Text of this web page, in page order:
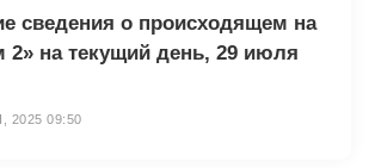
сведения о происходящем на
2» на текущий день, 29 июля
2025 09:50